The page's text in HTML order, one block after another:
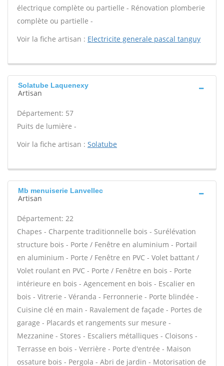
électrique complète ou partielle - Rénovation plomberie
complète ou partielle -
Voir la fiche artisan : Electricite generale pascal tanguy
Solatube Laquenexy
Artisan
Département: 57
Puits de lumière -
Voir la fiche artisan : Solatube
Mb menuiserie Lanvellec
Artisan
Département: 22
Chapes - Charpente traditionnelle bois - Surélévation
structure bois - Porte / Fenêtre en aluminium - Portail
en aluminium - Porte / Fenêtre en PVC - Volet battant /
Volet roulant en PVC - Porte / Fenêtre en bois - Porte
intérieure en bois - Agencement en bois - Escalier en
bois - Vitrerie - Véranda - Ferronnerie - Porte blindée -
Cuisine clé en main - Ravalement de façade - Portes de
garage - Placards et rangements sur mesure -
Mezzanine - Stores - Escaliers métalliques - Cloisons -
Terrasse en bois - Verrière - Porte d'entrée - Maison
ossature bois - Pergola - Abri de jardin - Motorisation de